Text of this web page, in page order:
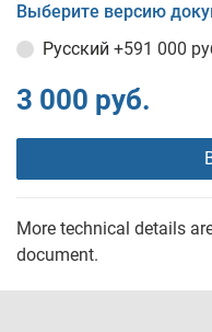
Выберите версию
Русский +591 000
3 000 руб.
More technical details
document.